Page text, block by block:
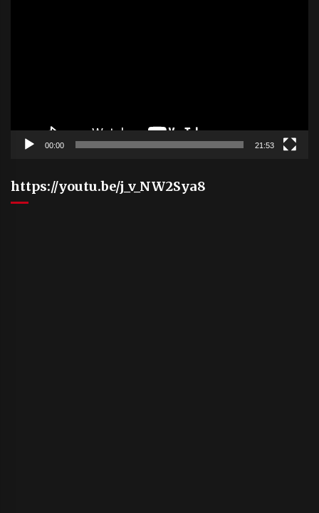
00:00 21:53
https://youtu.be/j_v_NW2Sya8